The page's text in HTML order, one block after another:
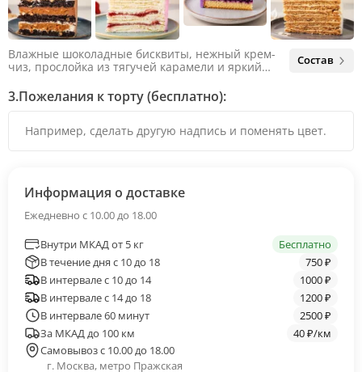
Влажные шоколадные бисквиты, нежный крем-
чиз, прослойка из тягучей карамели и яркий
яркий вкус шоколада и тягучей карамели, не
оставляя ни единого шанса остаться
Состав
3.Пожелания к торту (бесплатно):
Информация о доставке
Ежедневно с 10.00 до 18.00
Внутри МКАД от 5 кг
Бесплатно
В течение дня с 10 до 18
750 ₽
В интервале с 10 до 14
1000 ₽
В интервале с 14 до 18
1200 ₽
В интервале 60 минут
2500 ₽
За МКАД до 100 км
40 ₽/км
Самовывоз с 10.00 до 18.00
г. Москва, метро Пражская